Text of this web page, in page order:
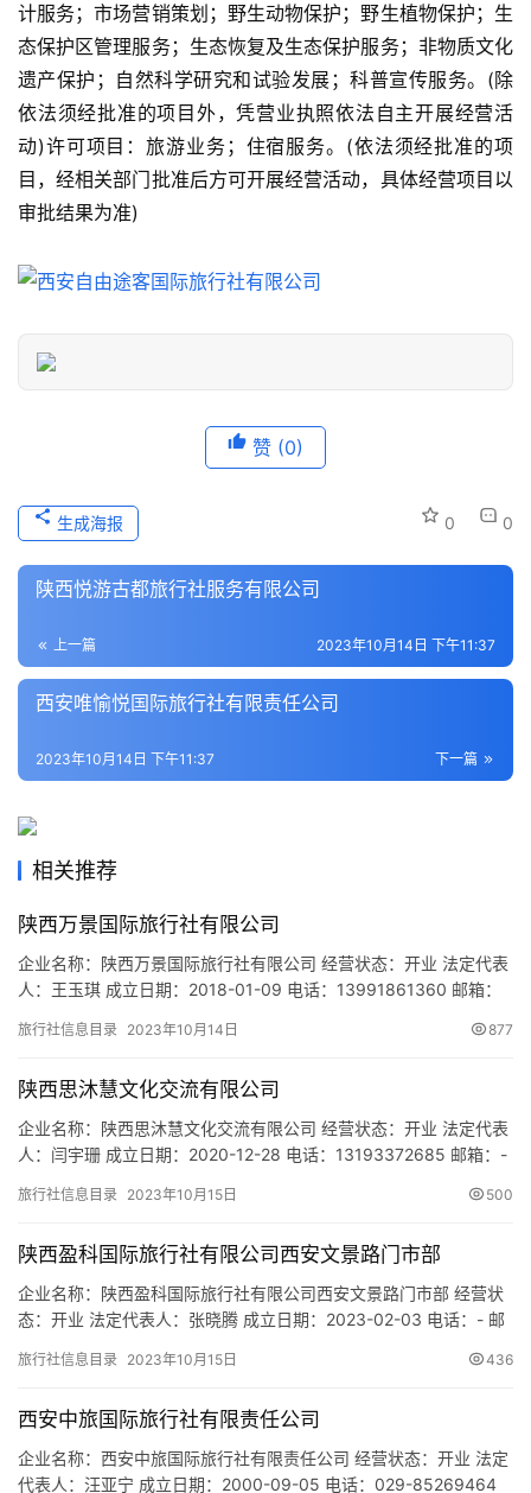
旅
游
信
息
历
史
化
导
游
之
地
生
活
旅
游
城
登录 注册
计服务；市场营销策划；野生动物保护；野生植物保护；生
态保护区管理服务；生态恢复及生态保护服务；非物质文化
遗产保护；自然科学研究和试验发展；科普宣传服务。(除
依法须经批准的项目外，凭营业执照依法自主开展经营活
动)许可项目：旅游业务；住宿服务。(依法须经批准的项
目，经相关部门批准后方可开展经营活动，具体经营项目以
审批结果为准)
赞 (0)
0 0
生成海报
陕西悦游古都旅行社服务有限公司
上一篇 2023年10月14日 下午11:37
西安唯愉悦国际旅行社有限责任公司
下一篇
2023年10月14日 下午11:37
相关推荐
陕西万景国际旅行社有限公司
企业名称：陕西万景国际旅行社有限公司 经营状态：开业 法定代表
人：王玉琪 成立日期：2018-01-09 电话：13991861360 邮箱：
91610103MA6UQ098XD 注册地址：陕西省西安市碑林区环城南
服务；代办签证；票务代理；…
旅行社信息目录 2023年10月14日 877
陕西思沐慧文化交流有限公司
企业名称：陕西思沐慧文化交流有限公司 经营状态：开业 法定代表
人：闫宇珊 成立日期：2020-12-28 电话：13193372685 邮箱：-
安市碑林区文昌门外文艺北路109号中联颐华苑A座203 网址：- 经
取得许可的培训…
旅行社信息目录 2023年10月15日 500
陕西盈科国际旅行社有限公司西安文景路门市部
企业名称：陕西盈科国际旅行社有限公司西安文景路门市部 经营状
态：开业 法定代表人：张晓腾 成立日期：2023-02-03 电话：- 邮
西省西安市未央区二环北路18号金桥太阳岛太阳岛7幢1单元0105室
务。(除依法须经批准的…
旅行社信息目录 2023年10月15日 436
西安中旅国际旅行社有限责任公司
企业名称：西安中旅国际旅行社有限责任公司 经营状态：开业 法定
代表人：汪亚宁 成立日期：2000-09-05 电话：029-85269464